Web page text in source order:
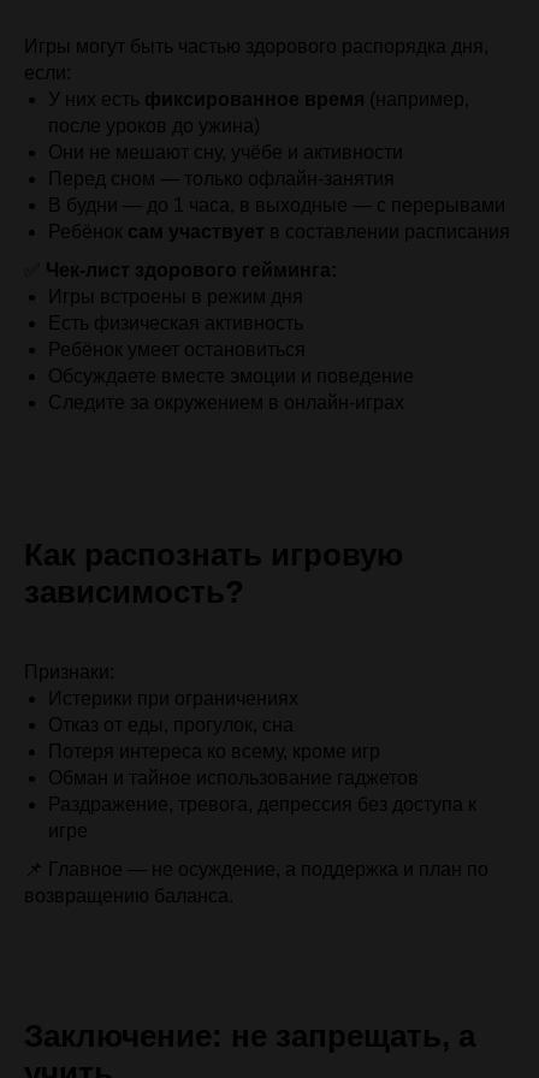
Игры могут быть частью здорового распорядка дня,
если:
У них есть фиксированное время (например,
после уроков до ужина)
Они не мешают сну, учёбе и активности
Перед сном — только офлайн-занятия
В будни — до 1 часа, в выходные — с перерывами
Ребёнок сам участвует в составлении расписания
Чек-лист здорового гейминга:
Игры встроены в режим дня
Есть физическая активность
Ребёнок умеет остановиться
Обсуждаете вместе эмоции и поведение
Следите за окружением в онлайн-играх
Как распознать игровую
зависимость?
Признаки:
Истерики при ограничениях
Отказ от еды, прогулок, сна
Потеря интереса ко всему, кроме игр
Обман и тайное использование гаджетов
Раздражение, тревога, депрессия без доступа к
игре
📌 Главное — не осуждение, а поддержка и план по
возвращению баланса.
Заключение: не запрещать, а